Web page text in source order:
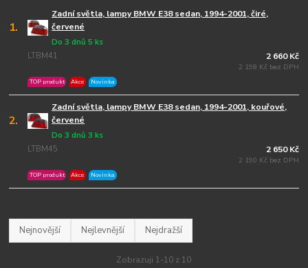
1.
Zadní světla, lampy BMW E38 sedan, 1994-2001, čiré,
červené
LTBM41
Do 3 dnů 5 ks
TOP produkt Akce Novinka
2 660 Kč
2 198 Kč bez DPH
2.
Zadní světla, lampy BMW E38 sedan, 1994-2001, kouřové,
červené
LTBM45
Do 3 dnů 3 ks
TOP produkt Akce Novinka
2 650 Kč
2 190 Kč bez DPH
Nejnovější Nejlevnější Nejdražší
Zobrazuji 1-10 z 10